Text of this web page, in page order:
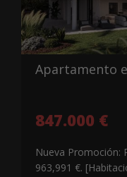
Apartamento
847.000 €
Nueva Promoción:
963,991 €.